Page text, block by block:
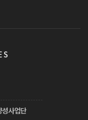
사업단